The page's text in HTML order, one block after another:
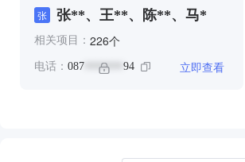
张 张**、王**、陈**、马*
相关项目： 226个
电话： 087 ******* 94 立即查看